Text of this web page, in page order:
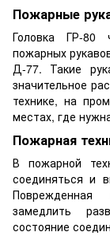
Пожарные
Головка ГР-80
пожарных
Д-77. Такие
значительное
технике, на
местах, где
Пожарная
В пожарной
соединяться и
замедлить
состояние